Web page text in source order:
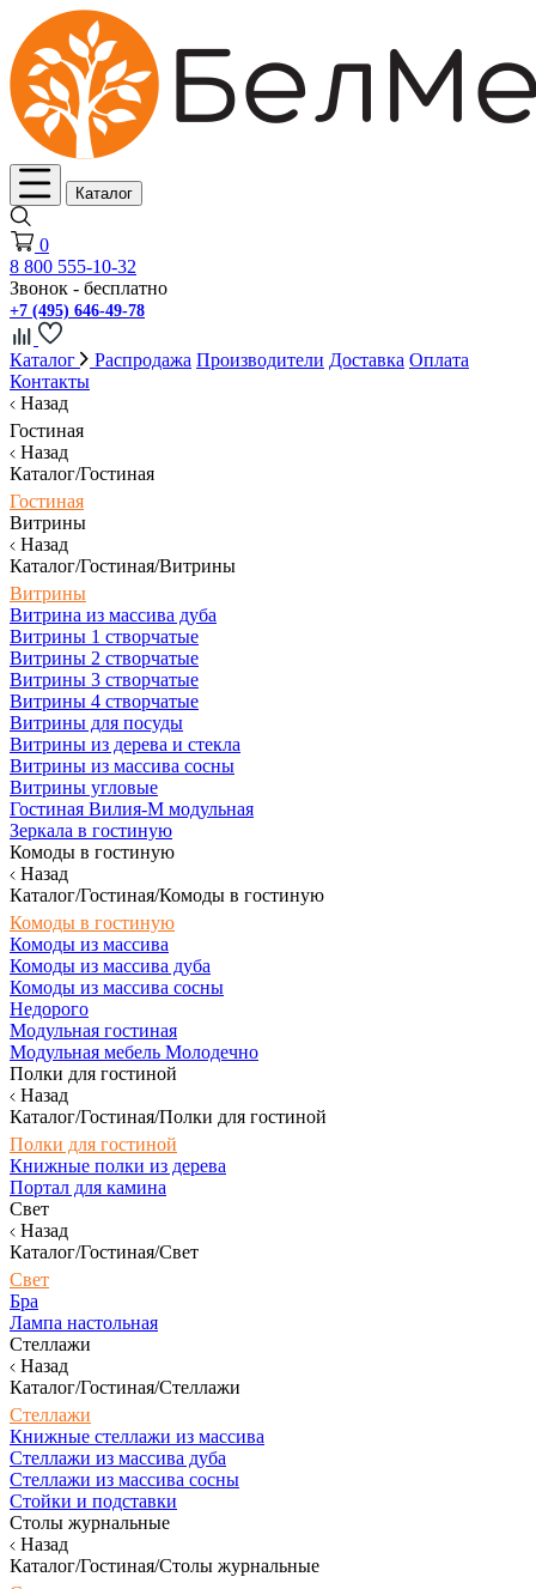
Каталог
0
8 800 555-10-32
Звонок - бесплатно
+7 (495) 646-49-78
Каталог Распродажа Производители Доставка Оплата
Контакты
Назад
Гостиная
Назад
Каталог/Гостиная
Гостиная
Витрины
Назад
Каталог/Гостиная/Витрины
Витрины
Витрина из массива дуба
Витрины 1 створчатые
Витрины 2 створчатые
Витрины 3 створчатые
Витрины 4 створчатые
Витрины для посуды
Витрины из дерева и стекла
Витрины из массива сосны
Витрины угловые
Гостиная Вилия-М модульная
Зеркала в гостиную
Комоды в гостиную
Назад
Каталог/Гостиная/Комоды в гостиную
Комоды в гостиную
Комоды из массива
Комоды из массива дуба
Комоды из массива сосны
Недорого
Модульная гостиная
Модульная мебель Молодечно
Полки для гостиной
Назад
Каталог/Гостиная/Полки для гостиной
Полки для гостиной
Книжные полки из дерева
Портал для камина
Свет
Назад
Каталог/Гостиная/Свет
Свет
Бра
Лампа настольная
Стеллажи
Назад
Каталог/Гостиная/Стеллажи
Стеллажи
Книжные стеллажи из массива
Стеллажи из массива дуба
Стеллажи из массива сосны
Стойки и подставки
Столы журнальные
Назад
Каталог/Гостиная/Столы журнальные